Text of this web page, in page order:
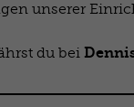
unserer
du bei